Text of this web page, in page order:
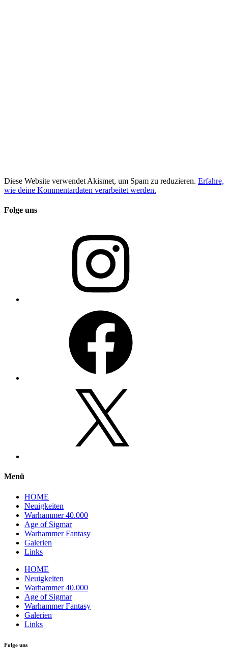
Diese Website verwendet Akismet, um Spam zu reduzieren. Erfahre,
wie deine Kommentardaten verarbeitet werden.
Folge uns
Menü
HOME
Neuigkeiten
Warhammer 40.000
Age of Sigmar
Warhammer Fantasy
Galerien
Links
HOME
Neuigkeiten
Warhammer 40.000
Age of Sigmar
Warhammer Fantasy
Galerien
Links
Folge uns